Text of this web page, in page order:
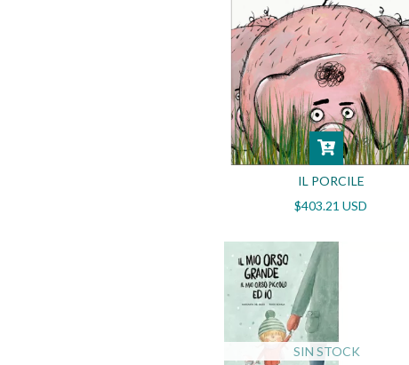
IL PORCILE
$403.21 USD
SIN STOCK